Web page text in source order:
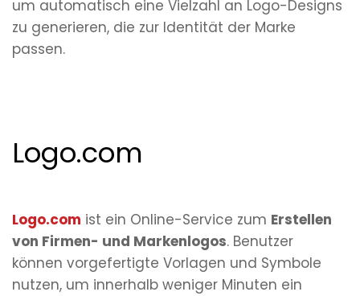
um automatisch eine Vielzahl an Logo-Designs
zu generieren, die zur Identität der Marke
passen.
Logo.com
Logo.com ist ein Online-Service zum Erstellen
von Firmen- und Markenlogos. Benutzer
können vorgefertigte Vorlagen und Symbole
nutzen, um innerhalb weniger Minuten ein